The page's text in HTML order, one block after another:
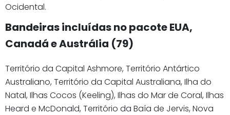
Ocidental.
Bandeiras incluídas no pacote EUA,
Canadá e Austrália (79)
Território da Capital Ashmore, Território Antártico
Australiano, Território da Capital Australiana, Ilha do
Natal, Ilhas Cocos (Keeling), Ilhas do Mar de Coral, Ilhas
Heard e McDonald, Território da Baía de Jervis, Nova